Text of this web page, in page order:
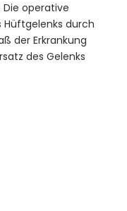
operative
Hüftgelenks durch
der Erkrankung
des Gelenks